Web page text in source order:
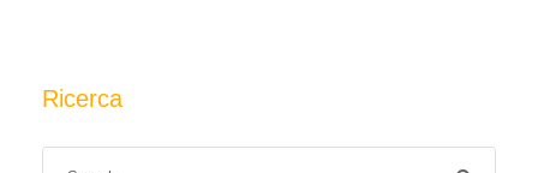
Ricerca